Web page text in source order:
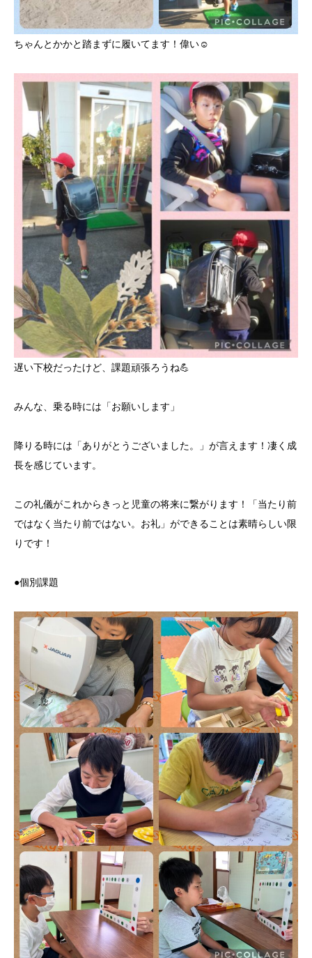
ちゃんとかかと踏まずに履いてます！偉い☺️
遅い下校だったけど、課題頑張ろうね💪
みんな、乗る時には「お願いします」
降りる時には「ありがとうございました。」が言えます！凄く成
長を感じています。
この礼儀がこれからきっと児童の将来に繋がります！「当たり前
ではなく当たり前ではない。お礼」ができることは素晴らしい限
りです！
●個別課題